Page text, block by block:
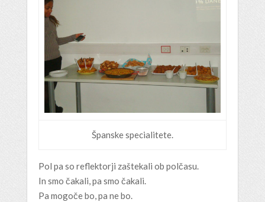
Španske specialitete.
Pol pa so reflektorji zaštekali ob polčasu.
In smo čakali, pa smo čakali.
Pa mogoče bo, pa ne bo.